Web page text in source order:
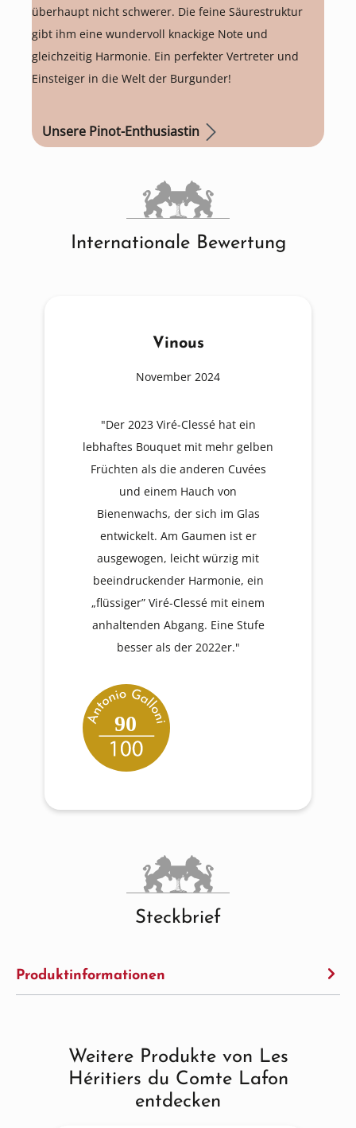
überhaupt nicht schwerer. Die feine Säurestruktur
gibt ihm eine wundervoll knackige Note und
gleichzeitig Harmonie. Ein perfekter Vertreter und
Einsteiger in die Welt der Burgunder!
Unsere Pinot-Enthusiastin
Internationale Bewertung
Vinous
November 2024
"Der 2023 Viré-Clessé hat ein
lebhaftes Bouquet mit mehr gelben
Früchten als die anderen Cuvées
und einem Hauch von
Bienenwachs, der sich im Glas
entwickelt. Am Gaumen ist er
ausgewogen, leicht würzig mit
beeindruckender Harmonie, ein
„flüssiger” Viré-Clessé mit einem
anhaltenden Abgang. Eine Stufe
besser als der 2022er."
90
Steckbrief
Produktinformationen
Produktgalerie überspringen
Weitere Produkte von Les
Héritiers du Comte Lafon
entdecken